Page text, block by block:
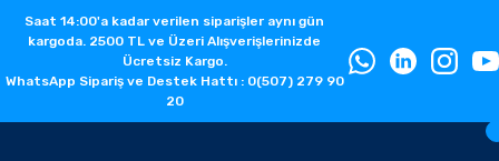
Saat 14:00'a kadar verilen siparişler aynı gün
kargoda. 2500 TL ve Üzeri Alışverişlerinizde
Ücretsiz Kargo.
WhatsApp Sipariş ve Destek Hattı : 0(507) 279 90
20